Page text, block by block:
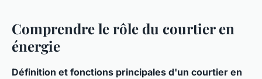
Comprendre le rôle du courtier en
énergie
Définition et fonctions principales d'un courtier en